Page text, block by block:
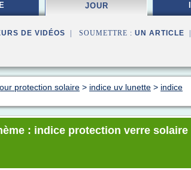
JOUR
DE VIDÉOS | SOUMETTRE : UN ARTICLE
protection solaire > indice uv lunette > indice
: indice protection verre solaire